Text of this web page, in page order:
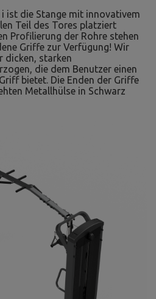
ist die Stange mit innovativem
Teil des Tores platziert
Profilierung der Rohre stehen
Griffe zur Verfügung! Wir
dicken, starken
die dem Benutzer einen
bietet. Die Enden der Griffe
Metallhülse in Schwarz